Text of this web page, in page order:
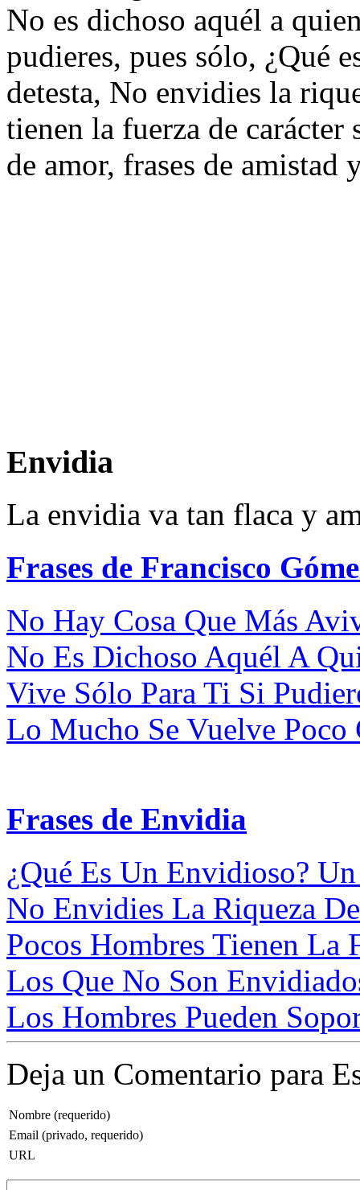
No es dichoso aquél a
pudieres, pues sólo, ¿Qué
detesta, No envidies la
tienen la fuerza de
de amor, frases de amistad
Envidia
La envidia va tan flaca y
Frases de Francisco
No Hay Cosa Que Más
No Es Dichoso Aquél A
Vive Sólo Para Ti Si
Lo Mucho Se Vuelve Poco
Frases de Envidia
¿Qué Es Un Envidioso?
No Envidies La Riqueza
Pocos Hombres Tienen La
Los Que No Son
Los Hombres Pueden
Deja un Comentario para
Nombre (requerido)
Email (privado, requerido)
URL